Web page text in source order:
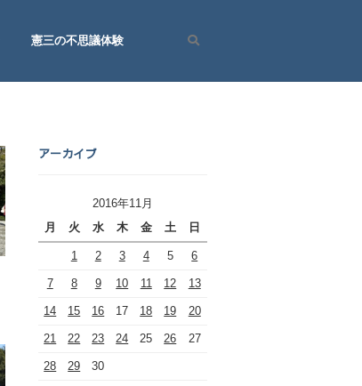
憲三の不思議体験
アーカイブ
2016年11月
月
火 水 木 金 土 日
1 2 3 4 5 6
7 8 9 10 11 12 13
14 15 16 17 18 19 20
21 22 23 24 25 26 27
28 29 30